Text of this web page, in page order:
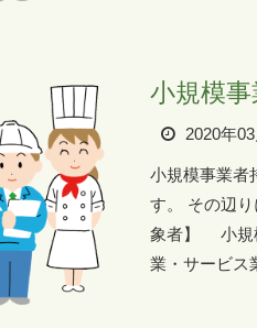
小規模
2020年
小規模事業者
す。 その辺
象者】 小規
業・サービス